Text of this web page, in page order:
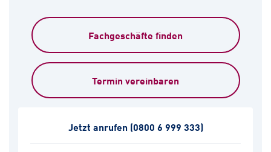
Fachgeschäfte finden
Termin vereinbaren
Jetzt anrufen (0800 6 999 333)